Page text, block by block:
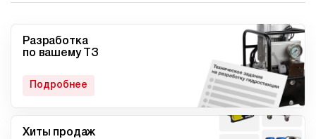
Гидростанции для токарного
Мини гидростанции
Разработка
по вашему ТЗ
Подробнее
Хиты продаж